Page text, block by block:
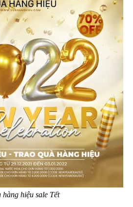
hàng hiệu sale Tết